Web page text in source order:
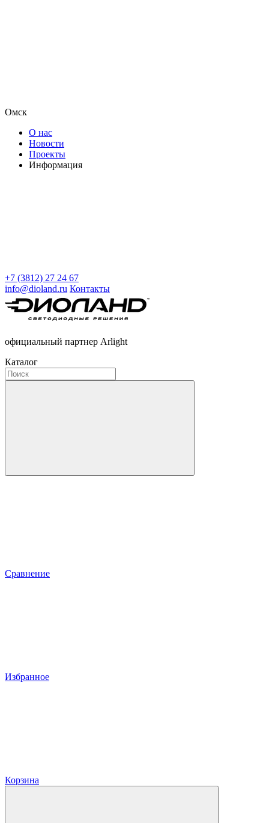
Омск
О нас
Новости
Проекты
Информация
+7 (3812) 27 24 67
info@dioland.ru Контакты
официальный партнер Arlight
Каталог
Сравнение
Избранное
Корзина